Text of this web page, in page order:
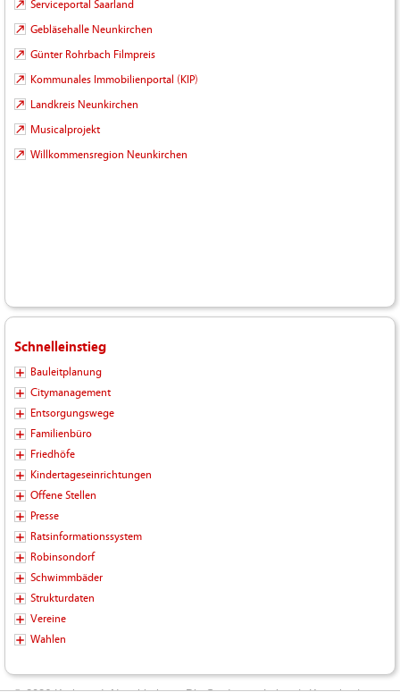
Serviceportal Saarland
Gebläsehalle Neunkirchen
Günter Rohrbach Filmpreis
Kommunales Immobilienportal (KIP)
Landkreis Neunkirchen
Musicalprojekt
Willkommensregion Neunkirchen
Schnelleinstieg
Bauleitplanung
Citymanagement
Entsorgungswege
Familienbüro
Friedhöfe
Kindertageseinrichtungen
Offene Stellen
Presse
Ratsinformationssystem
Robinsondorf
Schwimmbäder
Strukturdaten
Vereine
Wahlen